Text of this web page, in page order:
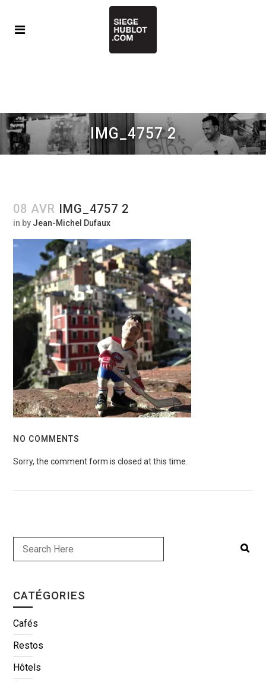
IMG_4757 2
08 AVR IMG_4757 2
in by Jean-Michel Dufaux
NO COMMENTS
Sorry, the comment form is closed at this time.
CATÉGORIES
Cafés
Restos
Hôtels